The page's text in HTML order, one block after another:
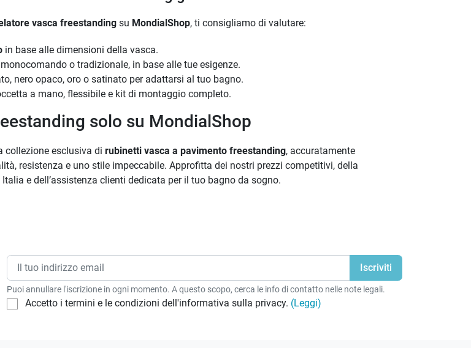
vasca freestanding su MondialShop, ti consigliamo di valutare:
in base alle dimensioni della vasca.
o tradizionale, in base alle tue esigenze.
nero opaco, oro o satinato per adattarsi al tuo bagno.
a mano, flessibile e kit di montaggio completo.
solo su MondialShop
collezione esclusiva di rubinetti vasca a pavimento freestanding, accuratamente
resistenza e uno stile impeccabile. Approfitta dei nostri prezzi competitivi, della
e dell’assistenza clienti dedicata per il tuo bagno da sogno.
Puoi annullare l'iscrizione in ogni momento. A questo scopo, cerca le info di contatto nelle note legali.
Accetto i termini e le condizioni dell'informativa sulla privacy. (Leggi)